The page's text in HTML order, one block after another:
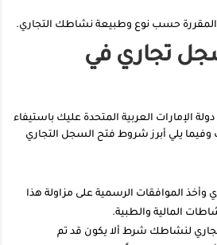
حسب نوع وطبيعة نشاطك التجاري.
تجاري في
الإمارات العربية المتحدة عليك باستيفاء
يلي أبرز شروط فتح السجل التجاري
وأخذ الموافقات الرسمية على مزاولة هذا
المالية والطبية.
لنشاطك شرط ألا يكون قد تم